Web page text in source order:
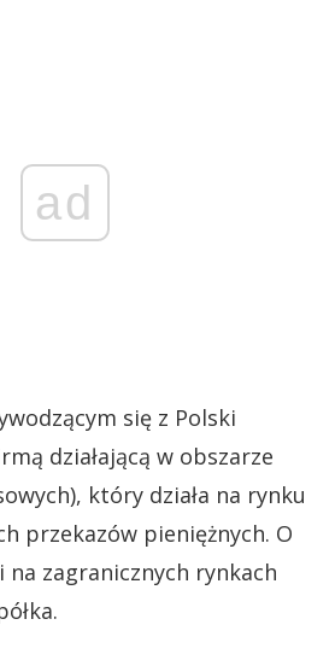
ad
się z Polski
działającą w obszarze
który działa na rynku
przekazów pieniężnych. O
na zagranicznych rynkach